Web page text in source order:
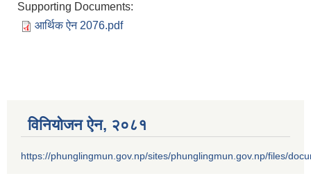
Supporting Documents:
आर्थिक ऐन 2076.pdf
विनियोजन ऐन‚ २०८१
https://phunglingmun.gov.np/sites/phunglingmun.gov.np/files/